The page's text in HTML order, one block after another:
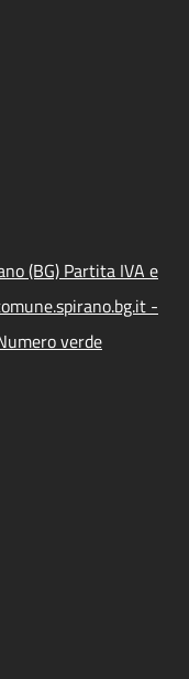
(BG) Partita IVA e
-
verde